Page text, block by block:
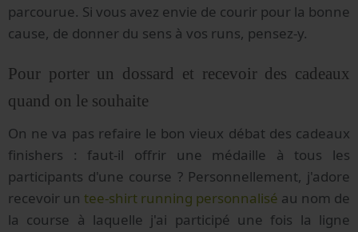
parcourue. Si vous avez envie de courir pour la bonne
cause, de donner du sens à vos runs, pensez-y.
Pour porter un dossard et recevoir des cadeaux
quand on le souhaite
On ne va pas refaire le bon vieux débat des cadeaux
finishers : faut-il offrir une médaille à tous les
participants d'une course ? Personnellement, j'adore
recevoir un tee-shirt running personnalisé au nom de
la course à laquelle j'ai participé une fois la ligne